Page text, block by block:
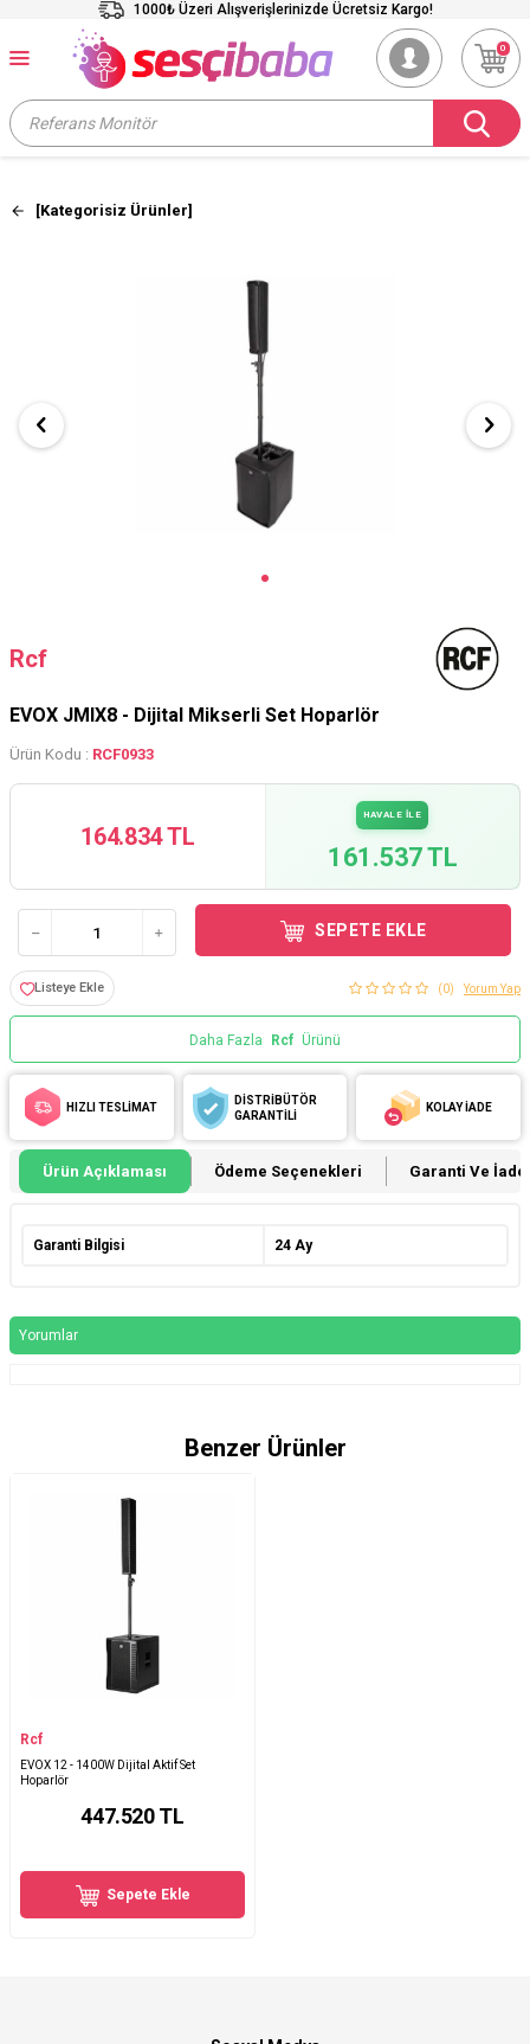
1000₺ Üzeri Alışverişlerinizde Ücretsiz Kargo!
0
[Kategorisiz Ürünler]
Rcf
EVOX JMIX8 - Dijital Mikserli Set Hoparlör
Ürün Kodu : RCF0933
164.834 TL
HAVALE İLE
161.537 TL
SEPETE EKLE
Listeye Ekle (0) Yorum Yap
Daha Fazla Rcf Ürünü
HIZLI TESLİMAT
DİSTRİBÜTÖR
GARANTİLİ
KOLAY İADE
Ürün Açıklaması Ödeme Seçenekleri Garanti Ve İade
Garanti Bilgisi 24 Ay
Yorumlar
Benzer Ürünler
Rcf
EVOX 12 - 1400W Dijital Aktif Set
Hoparlör
447.520TL
Sepete Ekle